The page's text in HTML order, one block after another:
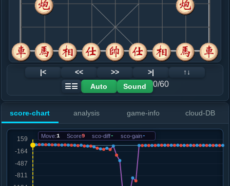
10. 车二平三
黑+18
.....车８进２
黑+38
黑+73
炮五进四
.....砲６退２
黑+93
砲６进６
12. 车三平四
黑+104
车三平一
黑+75
13. 车四退二
黑+109
马九退七
马九退七
.....车８退４
黑+406
15. 炮六进一
黑+1283
马九退七
.....马７进６
黑+1322
16. 兵九进一
|< << >> >|
↑↓
☰☰
Auto Sound 0/60
score-chart analysis game-info cloud-DB
Move:1 Score9 sco-diff- sco-gain-